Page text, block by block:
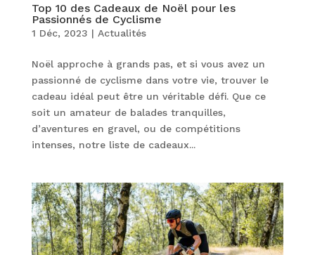
Top 10 des Cadeaux de Noël pour les
Passionnés de Cyclisme
1 Déc, 2023 | Actualités
Noël approche à grands pas, et si vous avez un
passionné de cyclisme dans votre vie, trouver le
cadeau idéal peut être un véritable défi. Que ce
soit un amateur de balades tranquilles,
d’aventures en gravel, ou de compétitions
intenses, notre liste de cadeaux...